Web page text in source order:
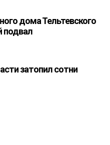
дома Тельтевского
подвал
затопил сотни